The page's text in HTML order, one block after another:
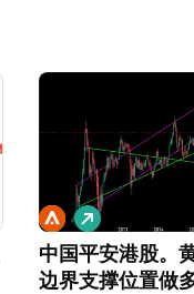
中国平安港股。
边界支撑位置做
做
多